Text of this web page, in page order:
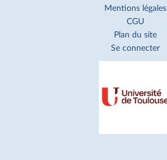
Mentions légales
CGU
Plan du site
Se connecter